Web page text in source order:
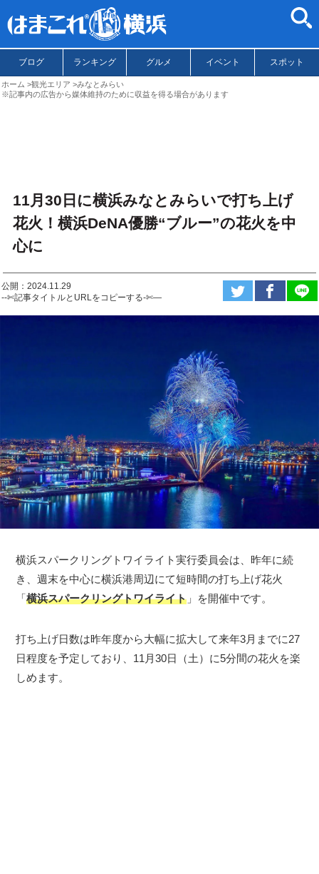
ブログ ランキング グルメ イベント スポット
ホーム 観光エリア
みなとみらい
※記事内の広告から媒体維持のために収益を得る場合があります
11月30日に横浜みなとみらいで打ち上げ
花火！横浜DeNA優勝“ブルー”の花火を中
心に
公開：2024.11.29
--✄記事タイトルとURLをコピーする-✄—
横浜スパークリングトワイライト実行委員会は、昨年に続
き、週末を中心に横浜港周辺にて短時間の打ち上げ花火
「横浜スパークリングトワイライト 」を開催中です。
打ち上げ日数は昨年度から大幅に拡大して来年3月までに27
日程度を予定しており、11月30日（土）に5分間の花火を楽
しめます。